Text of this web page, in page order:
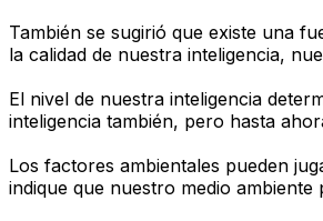
También se sugirió que existe una
la calidad de nuestra inteligencia,
El nivel de nuestra inteligencia
inteligencia también, pero hasta
Los factores ambientales pueden
indique que nuestro medio